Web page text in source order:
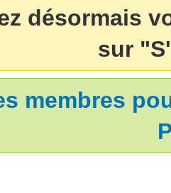
désormais
sur
membres